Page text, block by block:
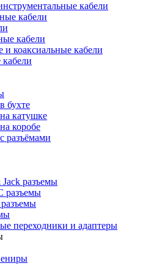
кабели
кабели
кабели
и коаксиальные кабели
бухте
катушке
коробе
разъёмами
разъемы
разъемы
переходники и адаптеры